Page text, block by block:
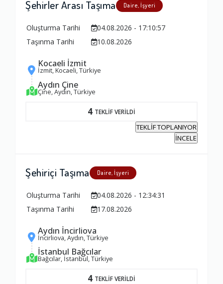
Şehirler Arası Taşıma Daire, İşyeri
Oluşturma Tarihi
04.08.2026 - 17:10:57
Taşınma Tarihi
10.08.2026
Kocaeli İzmit
İzmit, Kocaeli, Türkiye
Aydın Çine
Çine, Aydın, Türkiye
4 TEKLİF VERİLDİ
TEKLİF TOPLANIYOR
İNCELE
Şehiriçi Taşıma Daire, İşyeri
Oluşturma Tarihi
04.08.2026 - 12:34:31
Taşınma Tarihi
17.08.2026
Aydın İncirliova
İncirliova, Aydın, Türkiye
İstanbul Bağcılar
Bağcılar, İstanbul, Türkiye
4 TEKLİF VERİLDİ
Firmayla
Ambalajlama Hizmeti